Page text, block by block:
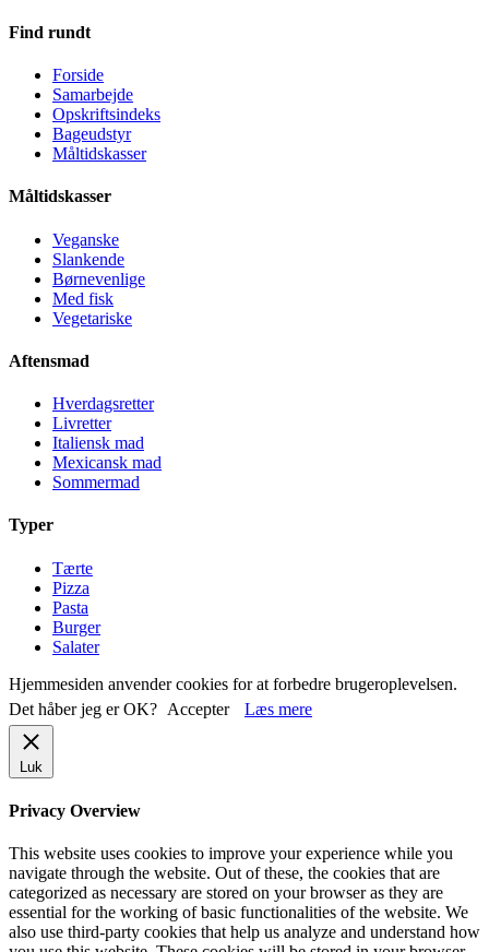
Find rundt
Forside
Samarbejde
Opskriftsindeks
Bageudstyr
Måltidskasser
Måltidskasser
Veganske
Slankende
Børnevenlige
Med fisk
Vegetariske
Aftensmad
Hverdagsretter
Livretter
Italiensk mad
Mexicansk mad
Sommermad
Typer
Tærte
Pizza
Pasta
Burger
Salater
Hjemmesiden anvender cookies for at forbedre brugeroplevelsen.
Det håber jeg er OK? Accepter Læs mere
Luk
Privacy Overview
This website uses cookies to improve your experience while you
navigate through the website. Out of these, the cookies that are
categorized as necessary are stored on your browser as they are
essential for the working of basic functionalities of the website. We
also use third-party cookies that help us analyze and understand how